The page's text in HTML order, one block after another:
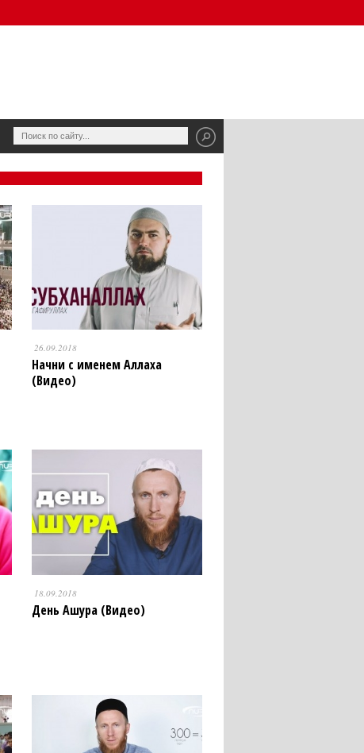
26.09.2018
Начни с именем Аллаха
(Видео)
18.09.2018
День Ашура (Видео)